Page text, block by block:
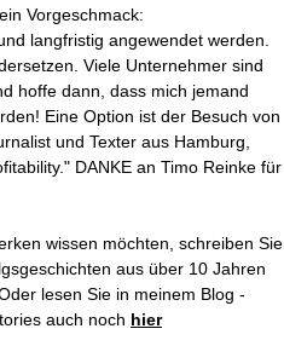
Vorgeschmack:
langfristig angewendet werden.
Viele Unternehmer sind
hoffe dann, dass mich jemand
Eine Option ist der Besuch von
und Texter aus Hamburg,
DANKE an Timo Reinke für
wissen möchten, schreiben Sie
aus über 10 Jahren
lesen Sie in meinem Blog -
auch noch hier